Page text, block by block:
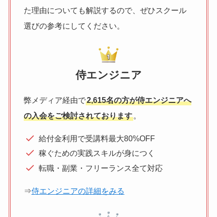
た理由についても解説するので、ぜひスクール
選びの参考にしてください。
侍エンジニア
弊メディア経由で2,615名の方が侍エンジニアへ
の入会をご検討されております。
給付金利用で受講料最大80%OFF
稼ぐための実践スキルが身につく
転職・副業・フリーランス全て対応
⇒侍エンジニアの詳細をみる